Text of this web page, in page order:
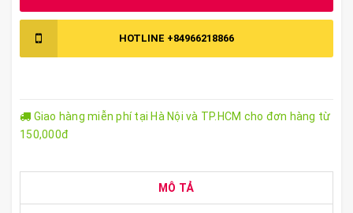
HOTLINE +84966218866
Giao hàng miễn phí tại Hà Nội và TP.HCM cho đơn hàng từ
150,000đ
MÔ TẢ